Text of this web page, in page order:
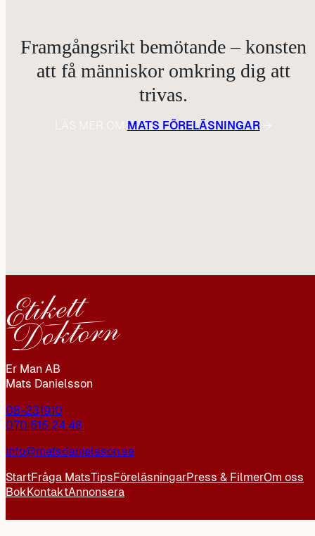
Framgångsrikt bemötande – konsten
att få människor omkring dig att
trivas.
MATS FÖRELÄSNINGAR→
Er Man AB
Mats Danielsson
08-231910
070 515 24 48
info@matsdanielsson.se
StartFråga MatsTipsFöreläsningarPress & FilmerOm oss
BokKontaktAnnonsera